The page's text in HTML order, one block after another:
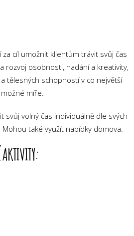
cíl umožnit klientům trávit svůj čas
rozvoj osobnosti, nadání a kreativity,
tělesných schopností v co největší
možné míře.
svůj volný čas individuálně dle svých
Mohou také využít nabídky domova.